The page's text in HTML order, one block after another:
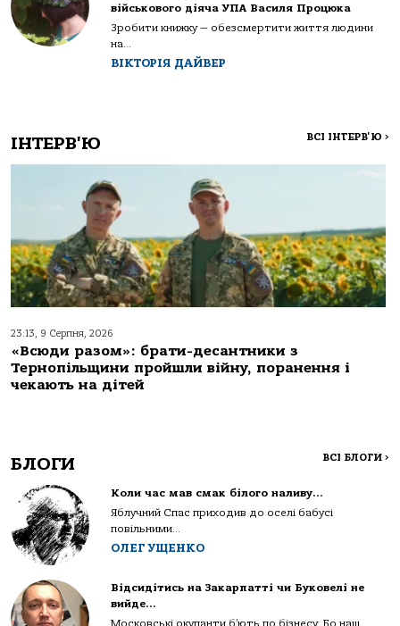
військового діяча УПА Василя Процюка
Зробити книжку — обезсмертити життя людини
на...
ВІКТОРІЯ ДАЙВЕР
ІНТЕРВ'Ю ВСІ ІНТЕРВ'Ю >
23:13, 9 Серпня, 2026
«Всюди разом»: брати-десантники з
Тернопільщини пройшли війну, поранення і
чекають на дітей
БЛОГИ ВСІ БЛОГИ >
Коли час мав смак білого наливу…
Яблучний Спас приходив до оселі бабусі
повільними...
ОЛЕГ УЩЕНКО
Відсидітись на Закарпатті чи Буковелі не
вийде…
Московські окупанти б’ють по бізнесу. Бо наш...